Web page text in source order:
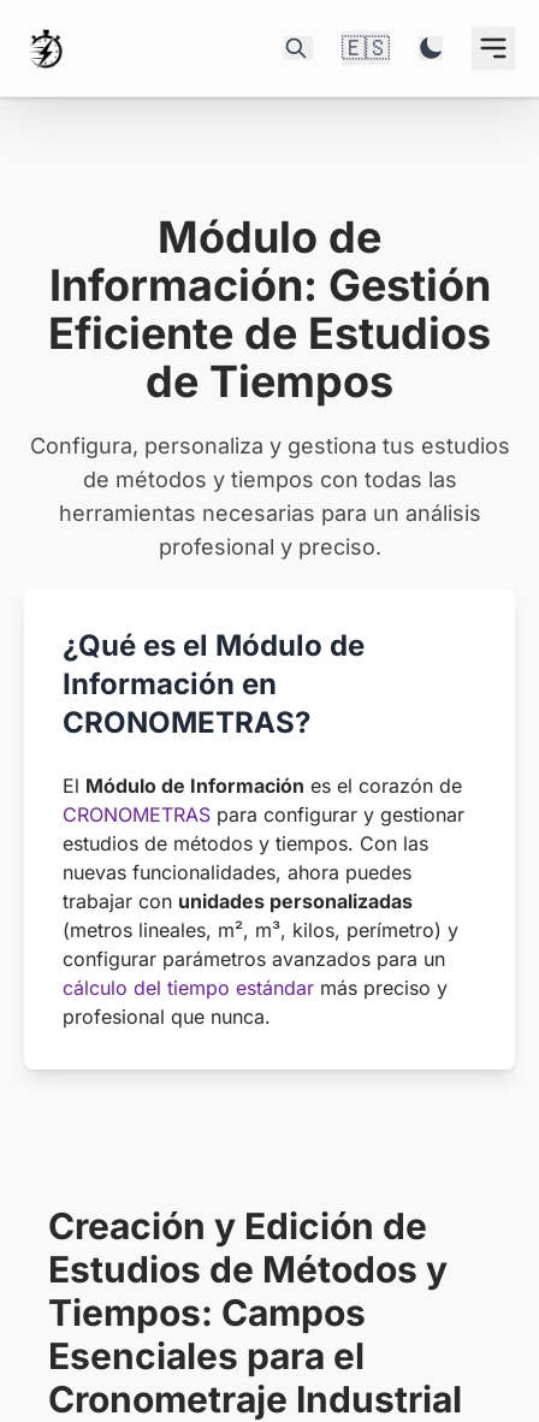
🇪🇸
Módulo de
Información: Gestión
Eficiente de Estudios
de Tiempos
Configura, personaliza y gestiona tus estudios
de métodos y tiempos con todas las
herramientas necesarias para un análisis
profesional y preciso.
¿Qué es el Módulo de
Información en
CRONOMETRAS?
El Módulo de Información es el corazón de
CRONOMETRAS para configurar y gestionar
estudios de métodos y tiempos. Con las
nuevas funcionalidades, ahora puedes
trabajar con unidades personalizadas
(metros lineales, m², m³, kilos, perímetro) y
configurar parámetros avanzados para un
cálculo del tiempo estándar más preciso y
profesional que nunca.
Creación y Edición de
Estudios de Métodos y
Tiempos: Campos
Esenciales para el
Cronometraje Industrial